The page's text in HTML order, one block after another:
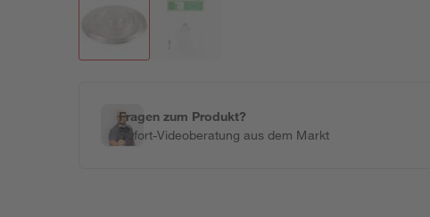
Fragen zum Produkt?
Sofort-Videoberatung aus dem Markt